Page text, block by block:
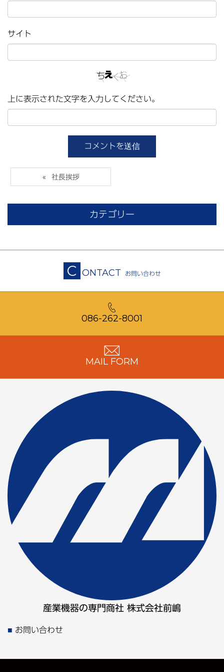
サイト
上に表示された文字を入力してください。
社長挨拶
カテゴリー
C ONTACT お問い合わせ
086-262-8001
MAIL FORM
産業機器の専門商社 株式会社前嶋
お問い合わせ